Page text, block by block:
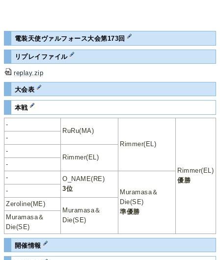
電装天使ヴァルフォース大会第173回
リプレイファイル
replay.zip
大会表
本戦
-
RuRu(MA)
Rimmer(EL)
Rimmer(EL)
優勝
-
-
Rimmer(EL)
-
-
O_NAME(RE)
3位
Muramasa＆
Die(SE)
準優勝
-
Zeroline(ME)
Muramasa＆
Die(SE)
Muramasa＆
Die(SE)
開催情報